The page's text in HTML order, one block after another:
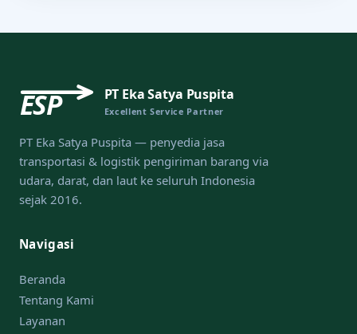
ESP PT Eka Satya Puspita
Excellent Service Partner
PT Eka Satya Puspita — penyedia jasa
transportasi & logistik pengiriman barang via
udara, darat, dan laut ke seluruh Indonesia
sejak 2016.
Navigasi
Beranda
Tentang Kami
Layanan